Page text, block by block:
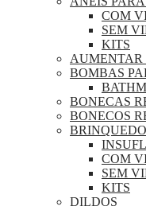
COM
SEM
KITS
AUMENTAR
BOMBAS
BONECAS
BONECOS
COM
SEM
KITS
DILDOS